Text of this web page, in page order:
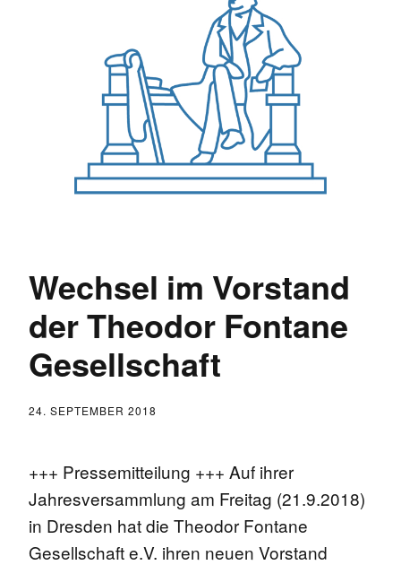
Wechsel im Vorstand
der Theodor Fontane
Gesellschaft
24. SEPTEMBER 2018
+++ Pressemitteilung +++ Auf ihrer
Jahresversammlung am Freitag (21.9.2018)
in Dresden hat die Theodor Fontane
Gesellschaft e.V. ihren neuen Vorstand